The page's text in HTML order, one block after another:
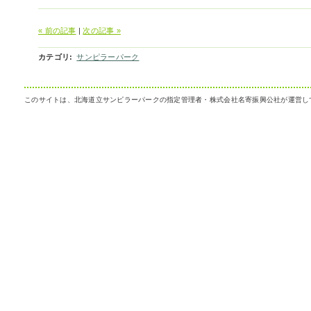
« 前の記事 |次の記事 »
カテゴリ : サンピラーパーク
このサイトは、北海道立サンピラーパークの指定管理者・株式会社名寄振興公社が運営